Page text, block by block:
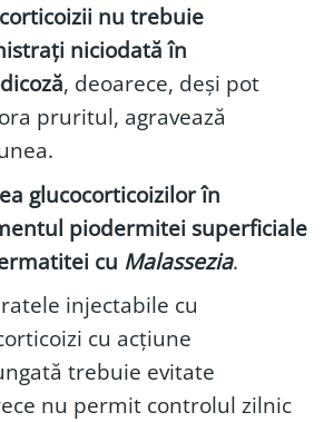
nu trebuie
niciodatăîn
, deoarece, deși pot
pruritul, agravează
glucocorticoizilor în
piodermitei superficiale
cu Malassezia.
injectabile cu
cu acțiune
trebuie evitate
nu permit controlul zilnic